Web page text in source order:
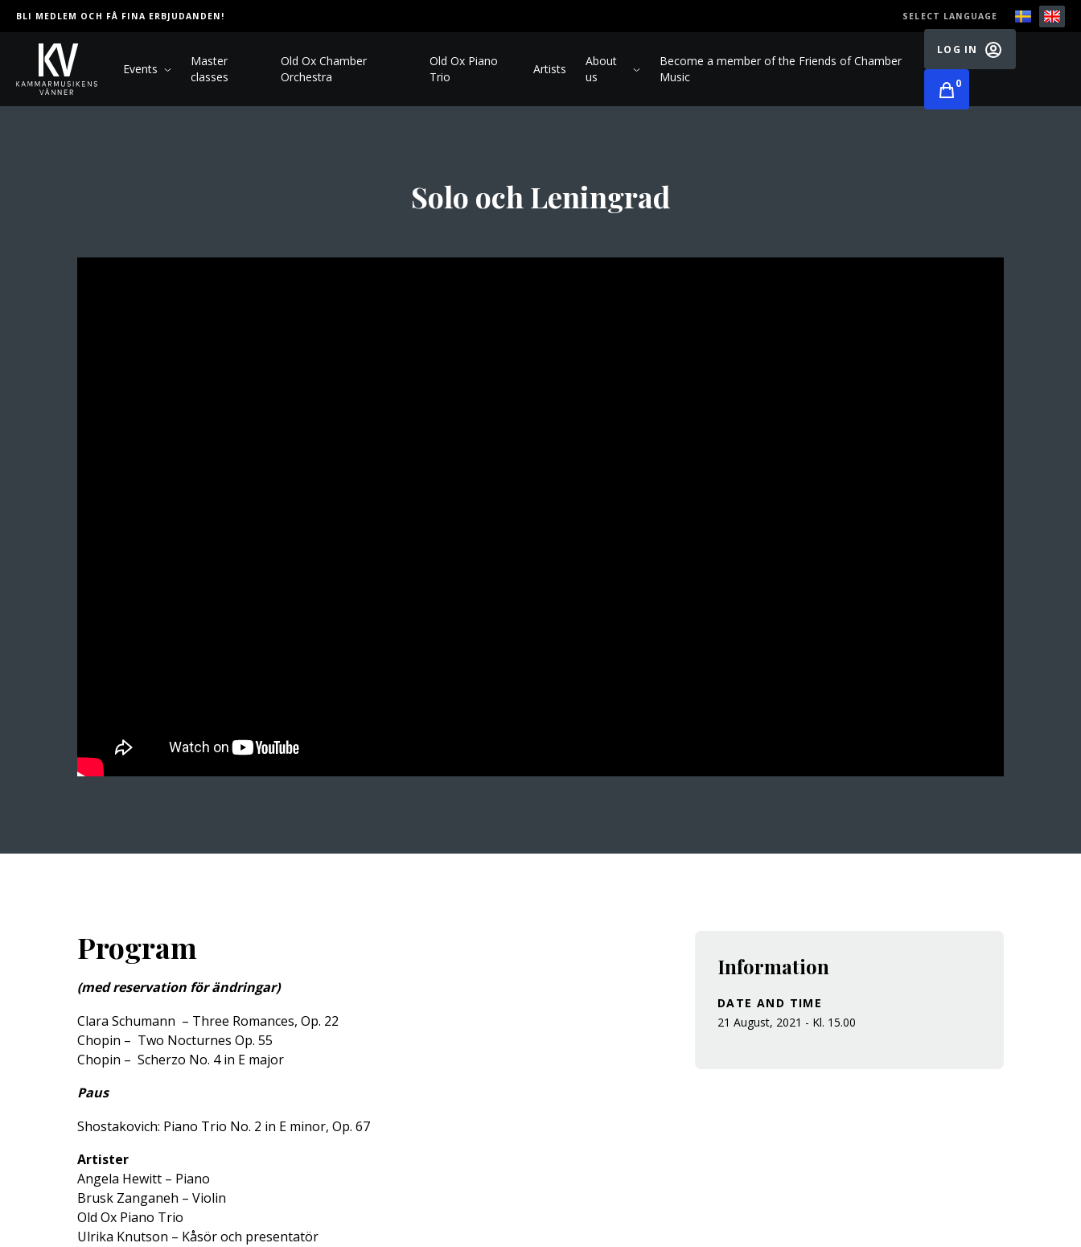
BLI MEDLEM OCH FÅ FINA ERBJUDANDEN! SELECT LANGUAGE
Events
Master
classes
Old Ox Chamber
Orchestra
Old Ox Piano
Trio
Artists
About
us
Become a member of the Friends of Chamber
Music
LOG IN
0
Solo och Leningrad
Program
(med reservation för ändringar)
Clara Schumann – Three Romances, Op. 22
Chopin – Two Nocturnes Op. 55
Chopin – Scherzo No. 4 in E major
Paus
Shostakovich: Piano Trio No. 2 in E minor, Op. 67
Artister
Angela Hewitt – Piano
Brusk Zanganeh – Violin
Old Ox Piano Trio
Ulrika Knutson – Kåsör och presentatör
Information
DATE AND TIME
21 August, 2021 - Kl. 15.00